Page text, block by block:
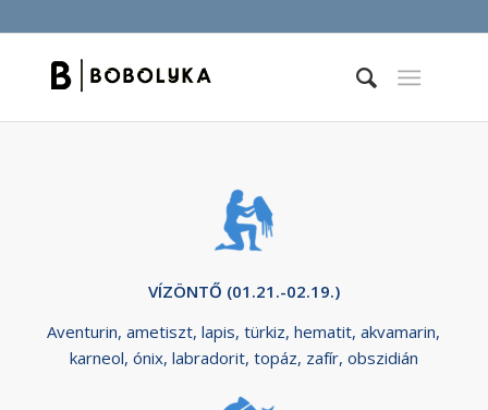
VÍZÖNTŐ (01.21.-02.19.)
Aventurin, ametiszt, lapis, türkiz, hematit, akvamarin,
karneol, ónix, labradorit, topáz, zafír, obszidián